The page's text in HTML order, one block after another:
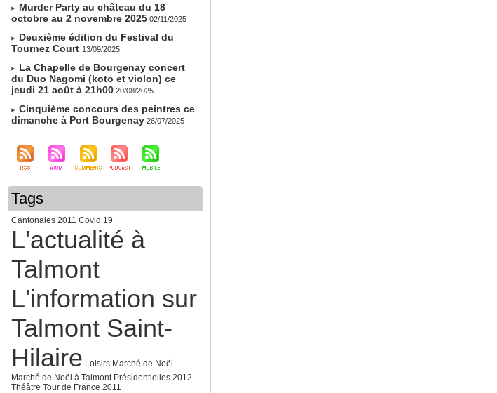
Murder Party au château du 18
octobre au 2 novembre 2025 02/11/2025
Deuxième édition du Festival du
Tournez Court 13/09/2025
La Chapelle de Bourgenay concert
du Duo Nagomi (koto et violon) ce
jeudi 21 août à 21h00 20/08/2025
Cinquième concours des peintres ce
dimanche à Port Bourgenay 26/07/2025
Tags
Cantonales 2011 Covid 19
L'actualité à
Talmont
L'information sur
Talmont Saint-
Hilaire Loisirs Marché de Noël
Marché de Noël à Talmont Présidentielles 2012
Théâtre Tour de France 2011